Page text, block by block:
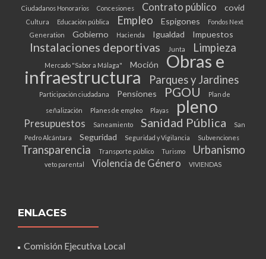
Ciudadanos Honorarios Concesiones Contrato público covid
Cultura Educación pública Empleo Espigones
Fondos Next
Generation
Gobierno Hacienda Igualdad Impuestos
Instalaciones deportivas Junta Limpieza
Mercado "Sabor a Málaga" Moción Obras e
infraestructura Parques y Jardines
Participación ciudadana Pensiones PGOU Plan de
señalización Planes de empleo Playas pleno
Presupuestos Saneamiento Sanidad Pública
San
Pedro Alcántara
Seguridad Seguridad y Vigilancia Subvenciones
Transparencia Transporte público Turismo Urbanismo
veto parental Violencia de Género VIVIENDAS
ENLACES
Comisión Ejecutiva Local